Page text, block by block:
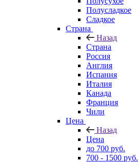
Полусладкое
Сладкое
Страна
Назад
Страна
Россия
Англия
Испания
Италия
Канада
Франция
Чили
Цена
Назад
Цена
до 700 руб.
700 - 1500 руб.